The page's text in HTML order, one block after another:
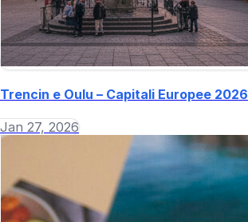
Trencin e Oulu – Capitali Europee 2026
Jan 27, 2026